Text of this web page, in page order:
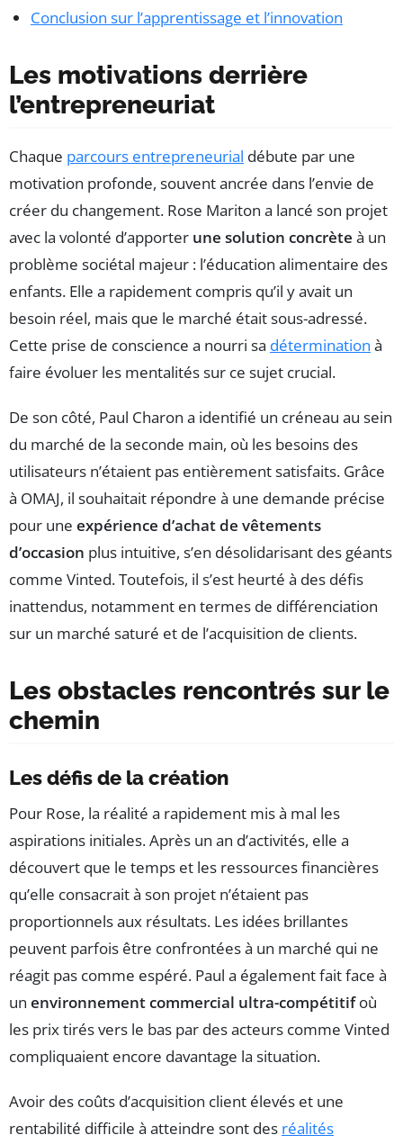
Conclusion sur l’apprentissage et l’innovation
Les motivations derrière
l’entrepreneuriat
Chaque parcours entrepreneurial débute par une
motivation profonde, souvent ancrée dans l’envie de
créer du changement. Rose Mariton a lancé son projet
avec la volonté d’apporter une solution concrète à un
problème sociétal majeur : l’éducation alimentaire des
enfants. Elle a rapidement compris qu’il y avait un
besoin réel, mais que le marché était sous-adressé.
Cette prise de conscience a nourri sa détermination à
faire évoluer les mentalités sur ce sujet crucial.
De son côté, Paul Charon a identifié un créneau au sein
du marché de la seconde main, où les besoins des
utilisateurs n’étaient pas entièrement satisfaits. Grâce
à OMAJ, il souhaitait répondre à une demande précise
pour une expérience d’achat de vêtements
d’occasion plus intuitive, s’en désolidarisant des géants
comme Vinted. Toutefois, il s’est heurté à des défis
inattendus, notamment en termes de différenciation
sur un marché saturé et de l’acquisition de clients.
Les obstacles rencontrés sur le
chemin
Les défis de la création
Pour Rose, la réalité a rapidement mis à mal les
aspirations initiales. Après un an d’activités, elle a
découvert que le temps et les ressources financières
qu’elle consacrait à son projet n’étaient pas
proportionnels aux résultats. Les idées brillantes
peuvent parfois être confrontées à un marché qui ne
réagit pas comme espéré. Paul a également fait face à
un environnement commercial ultra-compétitifoù
les prix tirés vers le bas par des acteurs comme Vinted
compliquaient encore davantage la situation.
Avoir des coûts d’acquisition client élevés et une
rentabilité difficile à atteindre sont des réalités